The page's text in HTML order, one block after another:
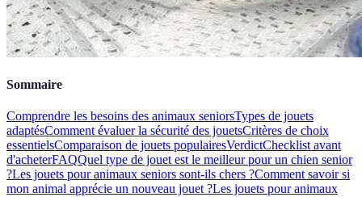
Sommaire
Comprendre les besoins des animaux seniorsTypes de jouets
adaptésComment évaluer la sécurité des jouetsCritères de choix
essentielsComparaison de jouets populairesVerdictChecklist avant
d'acheterFAQQuel type de jouet est le meilleur pour un chien senior
?Les jouets pour animaux seniors sont-ils chers ?Comment savoir si
mon animal apprécie un nouveau jouet ?Les jouets pour animaux